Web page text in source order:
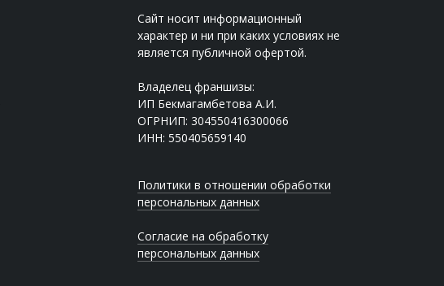
Сайт носит информационный
характер и ни при каких условиях не
является публичной офертой.
Владелец франшизы:
ИП Бекмагамбетова А.И.
ОГРНИП: 304550416300066
ИНН: 550405659140
Политики в отношении обработки
персональных данных
Согласие на обработку
персональных данных